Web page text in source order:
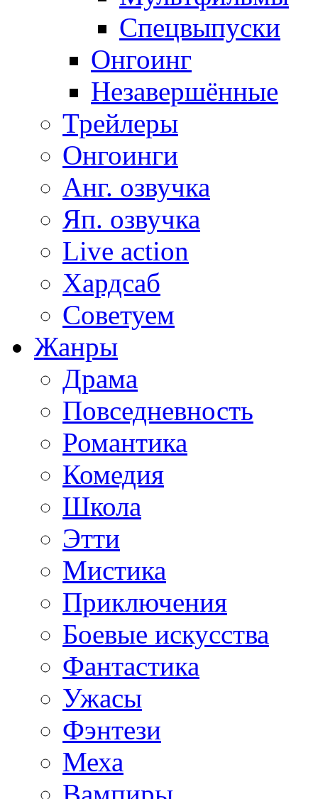
Спецвыпуски
Онгоинг
Незавершённые
Трейлеры
Онгоинги
Анг. озвучка
Яп. озвучка
Live action
Хардсаб
Советуем
Жанры
Драма
Повседневность
Романтика
Комедия
Школа
Этти
Мистика
Приключения
Боевые искусства
Фантастика
Ужасы
Фэнтези
Меха